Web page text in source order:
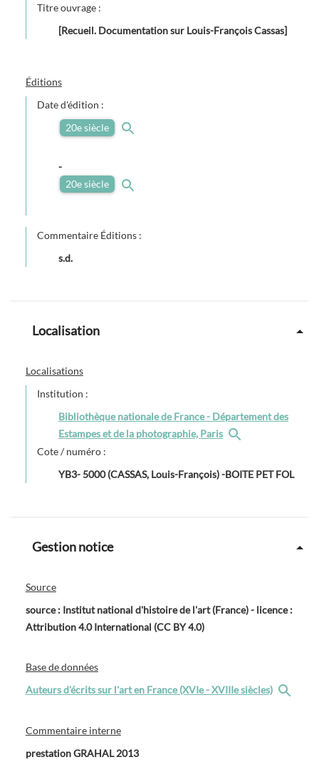
Titre ouvrage :
[Recueil. Documentation sur Louis-François Cassas]
Éditions
Date d'édition :
20e siècle
-
20e siècle
Commentaire Éditions :
s.d.
Localisation
Localisations
Institution :
Bibliothèque nationale de France - Département des
Estampes et de la photographie, Paris
Cote / numéro :
YB3- 5000 (CASSAS, Louis-François) -BOITE PET FOL
Gestion notice
Source
source : Institut national d'histoire de l'art (France) - licence :
Attribution 4.0 International (CC BY 4.0)
Base de données
Auteurs d'écrits sur l'art en France (XVIe - XVIIIe siècles)
Commentaire interne
prestation GRAHAL 2013